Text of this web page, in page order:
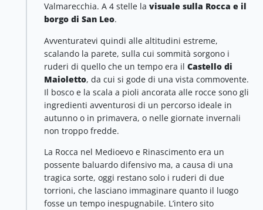
Valmarecchia. A 4 stelle la visuale sulla Rocca e il
borgo di San Leo.
Avventuratevi quindi alle altitudini estreme,
scalando la parete, sulla cui sommità sorgono i
ruderi di quello che un tempo era il Castello di
Maioletto, da cui si gode di una vista commovente.
Il bosco e la scala a pioli ancorata alle rocce sono gli
ingredienti avventurosi di un percorso ideale in
autunno o in primavera, o nelle giornate invernali
non troppo fredde.
La Rocca nel Medioevo e Rinascimento era un
possente baluardo difensivo ma, a causa di una
tragica sorte, oggi restano solo i ruderi di due
torrioni, che lasciano immaginare quanto il luogo
fosse un tempo inespugnabile. L’intero sito